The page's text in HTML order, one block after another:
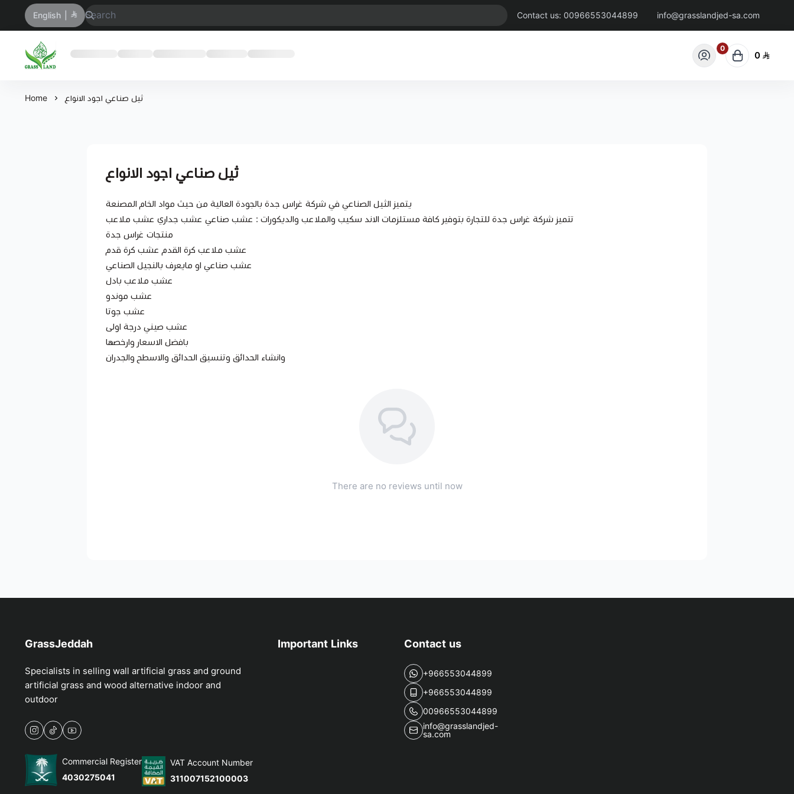
English Contact us: 00966553044899 info@grasslandjed-sa.com
GrassJeddah
0
0
Home ثيل صناعي اجود الانواع
ثيل صناعي اجود الانواع
يتميز الثيل الصناعي في شركة غراس جدة بالجودة العالية من حيث مواد الخام المصنعة
تتميز شركة غراس جدة للتجارة بتوفير كافة مستلزمات الاند سكيب والملاعب والديكورات : عشب صناعي عشب جداري عشب ملاعب
منتجات غراس جدة
عشب ملاعب كرة القدم عشب كرة قدم
عشب صناعي او مايعرف بالنجيل الصناعي
عشب ملاعب بادل
عشب موندو
عشب جوتا
عشب صيني درجة اولى
بافضل الاسعار وارخصها
وانشاء الحدائق وتنسيق الحدائق والاسطح والجدران
There are no reviews until now
GrassJeddah
Specialists in selling wall artificial grass and ground
artificial grass and wood alternative indoor and
outdoor
Commercial Register
4030275041
VAT Account Number
311007152100003
Important Links Contact us
+966553044899
+966553044899
00966553044899
info@grasslandjed-
sa.com